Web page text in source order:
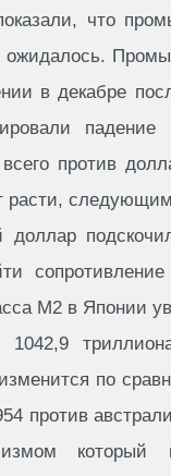
что
в декабре
против
доллар
M2 в Японии
по
против